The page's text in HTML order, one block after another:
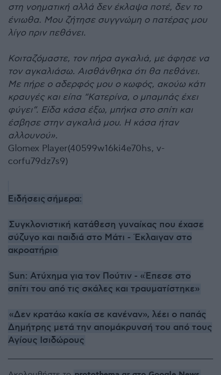
στη νοηματική αλλά δεν έκλαψα ποτέ, δεν το
ένιωθα. Μου ζήτησε συγγνώμη ο πατέρας μου
λίγο πριν πεθάνει.
Κοιταζόμαστε, τον πήρα αγκαλιά, με άφησε να
τον αγκαλιάσω. Αισθάνθηκα ότι θα πεθάνει.
Με πήρε ο αδερφός μου ο κωφός, ακούω κάτι
κραυγές και είπα “Κατερίνα, ο μπαμπάς έχει
φύγει”. Είδα κάσα έξω, μπήκα στο σπίτι και
έσβησε στην αγκαλιά μου. Η κάσα ήταν
αλλουνού».
Glomex Player(40599w16ki4e70hs, v-
corfu79dz7s9)
Ειδήσεις σήμερα:
Συγκλονιστική κατάθεση γυναίκας που έχασε
σύζυγο και παιδιά στο Μάτι - Έκλαιγαν στο
ακροατήριο
Sun: Ατύχημα για τον Πούτιν - «Έπεσε στο
σπίτι του από τις σκάλες και τραυματίστηκε»
«Δεν κρατάω κακία σε κανέναν», λέει ο παπάς
Δημήτρης μετά την απομάκρυνσή του από τους
Αγίους Ισιδώρους